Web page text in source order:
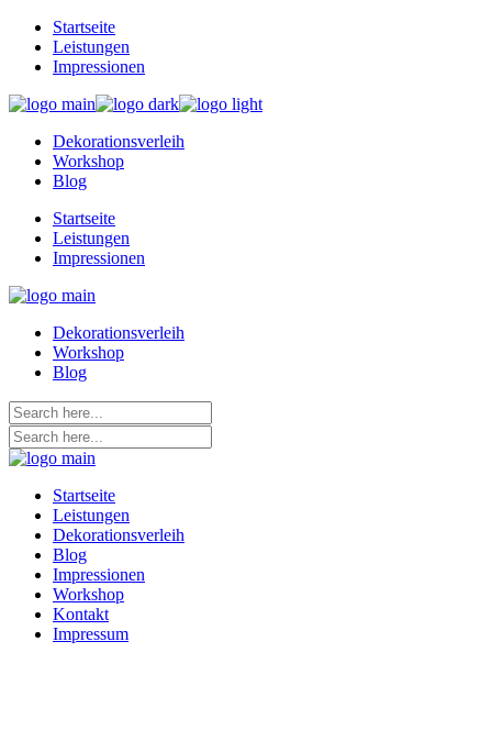
Skip
Startseite
Leistungen
Impressionen
Dekorationsverleih
Workshop
Blog
Startseite
Leistungen
Impressionen
Dekorationsverleih
Workshop
Blog
Startseite
Leistungen
Dekorationsverleih
Blog
Impressionen
Workshop
Kontakt
Impressum